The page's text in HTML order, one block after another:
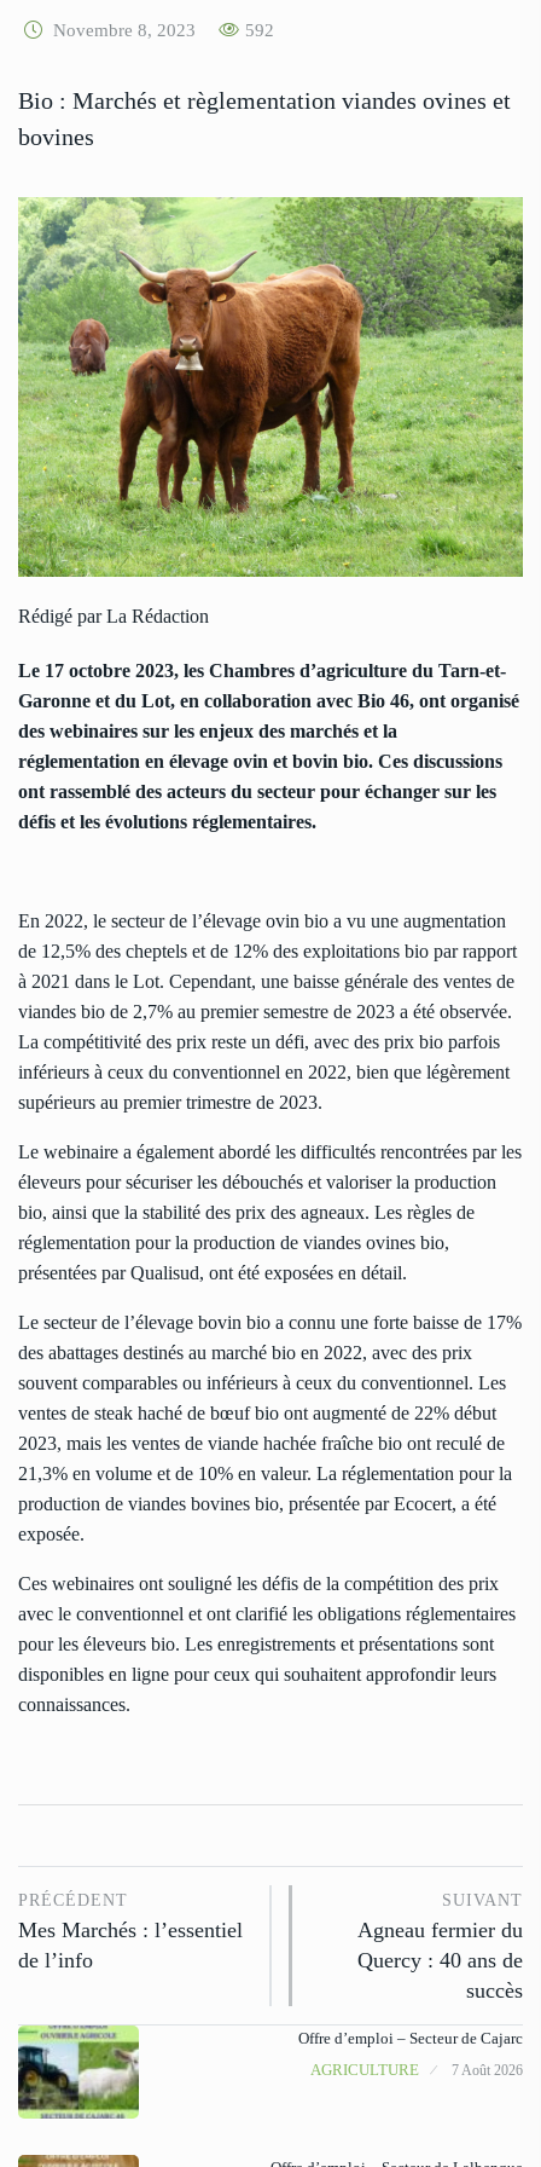
Novembre 8, 2023 592
Bio : Marchés et règlementation viandes ovines et
bovines
Rédigé par La Rédaction
Le 17 octobre 2023, les Chambres d’agriculture du Tarn-et-
Garonne et du Lot, en collaboration avec Bio 46, ont organisé
des webinaires sur les enjeux des marchés et la
réglementation en élevage ovin et bovin bio. Ces discussions
ont rassemblé des acteurs du secteur pour échanger sur les
défis et les évolutions réglementaires.
En 2022, le secteur de l’élevage ovin bio a vu une augmentation
de 12,5% des cheptels et de 12% des exploitations bio par rapport
à 2021 dans le Lot. Cependant, une baisse générale des ventes de
viandes bio de 2,7% au premier semestre de 2023 a été observée.
La compétitivité des prix reste un défi, avec des prix bio parfois
inférieurs à ceux du conventionnel en 2022, bien que légèrement
supérieurs au premier trimestre de 2023.
Le webinaire a également abordé les difficultés rencontrées par les
éleveurs pour sécuriser les débouchés et valoriser la production
bio, ainsi que la stabilité des prix des agneaux. Les règles de
réglementation pour la production de viandes ovines bio,
présentées par Qualisud, ont été exposées en détail.
Le secteur de l’élevage bovin bio a connu une forte baisse de 17%
des abattages destinés au marché bio en 2022, avec des prix
souvent comparables ou inférieurs à ceux du conventionnel. Les
ventes de steak haché de bœuf bio ont augmenté de 22% début
2023, mais les ventes de viande hachée fraîche bio ont reculé de
21,3% en volume et de 10% en valeur. La réglementation pour la
production de viandes bovines bio, présentée par Ecocert, a été
exposée.
Ces webinaires ont souligné les défis de la compétition des prix
avec le conventionnel et ont clarifié les obligations réglementaires
pour les éleveurs bio. Les enregistrements et présentations sont
disponibles en ligne pour ceux qui souhaitent approfondir leurs
connaissances.
PRÉCÉDENT
Mes Marchés : l’essentiel
de l’info
SUIVANT
Agneau fermier du
Quercy : 40 ans de
succès
Offre d’emploi – Secteur de Cajarc
AGRICULTURE
7 Août 2026